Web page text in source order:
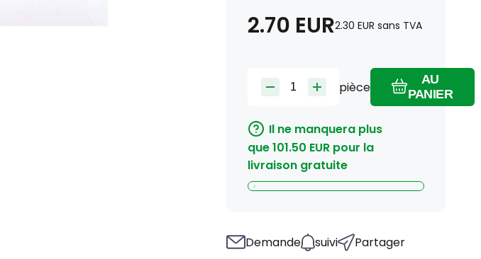
2.70 EUR2.30 EUR sans TVA
pièce
AU
PANIER
Il ne manquera plus
que101.50 EUR pour la
livraison gratuite
Demande suivi Partager